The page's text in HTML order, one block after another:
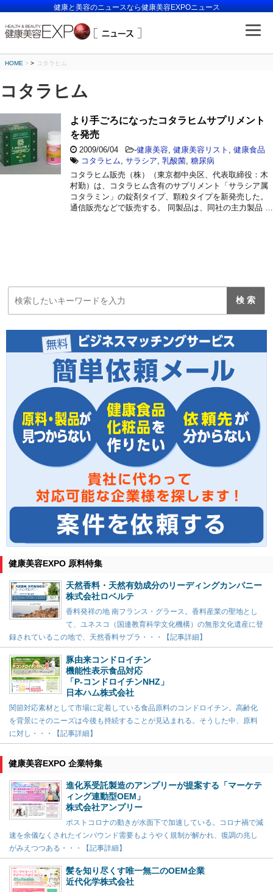
健康と美容のニュースなら健康美容EXPOニュース
HOME > コタラヒム
コタラヒム
より手ごろになったコタラヒムサプリメント
を発売
2009/06/04 -健康美容 健康美容リスト
健康食品
コタラヒム サラシア 乳酸菌 糖尿病
コタラヒム販売（株）（東京都中央区、代表取締役：木
村勤）は、コタラヒム含有のサプリメント「サラシア属
コタラミン」の錠剤タイプ、顆粒タイプを新発売した。
通信販売などで販売する。 同製品は、同社の主力製品 …
健康美容EXPO 原料特集
天然香料・天然有効成分のリーディングカンパニー
株式会社ロベルテ
香料発祥の地 南フランス・グラース。香料産業の聖地とし
て、ユネスコ（国連教育科学文化機構）の無形文化遺産に登
録されているこの地で、天然香料サプラ・・・【記事詳細】
豚由来コンドロイチン
機能性表示食品対応
「P-コンドロイチンNHZ」
日本ハム株式会社
関節対応素材として市場に定着している食品原料のコンドロイチン。高齢化
を背景にそのニーズは今後も持続することが見込まれる。そうした中、原料
に対し・・・【記事詳細】
健康美容EXPO 企業特集
進化系受託製造のアンプリーが提案する「マーケテ
ィング連動型OEM」
株式会社アンプリー
ポストコロナの動きが水面下で加速している。コロナ禍で減
速を余儀なくされたインバウンド需要もようやく規制が解かれ、復調の兆し
がみえつつある・・・【記事詳細】
髪を知り尽くす唯一無二のOEM企業
近代化学株式会社